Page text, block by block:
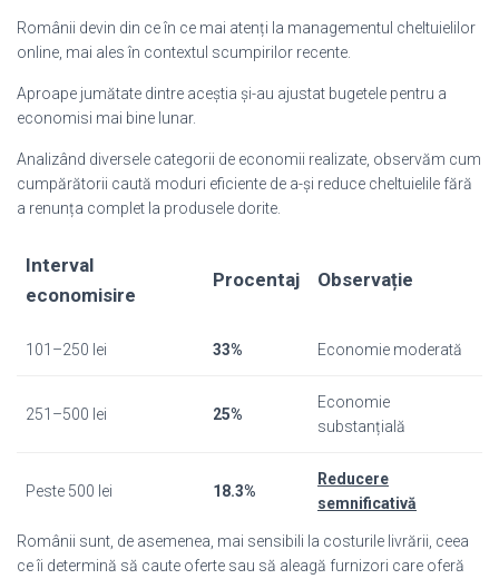
Românii devin din ce în ce mai atenți la managementul cheltuielilor
online, mai ales în contextul scumpirilor recente.
Aproape jumătate dintre aceștia și-au ajustat bugetele pentru a
economisi mai bine lunar.
Analizând diversele categorii de economii realizate, observăm cum
cumpărătorii caută moduri eficiente de a-și reduce cheltuielile fără
a renunța complet la produsele dorite.
Interval
economisire
Procentaj Observație
101–250 lei 33% Economie moderată
251–500 lei 25%
Economie
substanțială
Peste 500 lei 18.3%
Reducere
semnificativă
Românii sunt, de asemenea, mai sensibili la costurile livrării, ceea
ce îi determină să caute oferte sau să aleagă furnizori care oferă